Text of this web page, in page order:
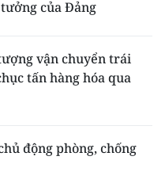
của Đảng
vận chuyển trái
tấn hàng hóa qua
động phòng, chống